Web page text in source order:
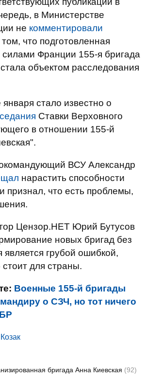
в Министерстве
не комментировали
что подготовленная
Франции 155-я бригада
объектом расследования
стало известно о
Ставки Верховного
в отношении 155-й
ВСУ Александр
нарастить способности
признал, что есть проблемы,
Цензор.НЕТ Юрий Бутусов
новых бригад без
является грубой ошибкой,
стоит для страны.
Военные 155-й бригады
о СЗЧ, но тот ничего
бригада Анна Киевская (92)